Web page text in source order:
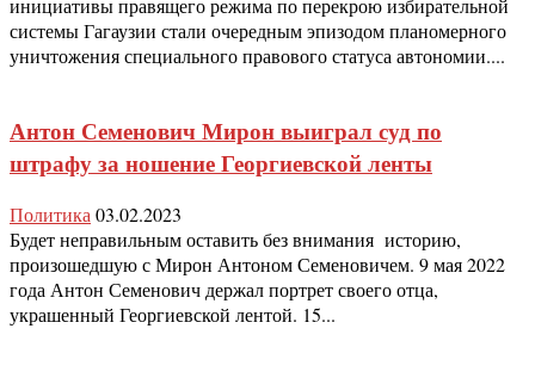
системы Гагаузии стали очередным эпизодом планомерного
уничтожения специального правового статуса автономии....
Антон Семенович Мирон выиграл суд по
штрафу за ношение Георгиевской ленты
Политика 03.02.2023
Будет неправильным оставить без внимания историю,
произошедшую с Мирон Антоном Семеновичем. 9 мая 2022
года Антон Семенович держал портрет своего отца,
украшенный Георгиевской лентой. 15...